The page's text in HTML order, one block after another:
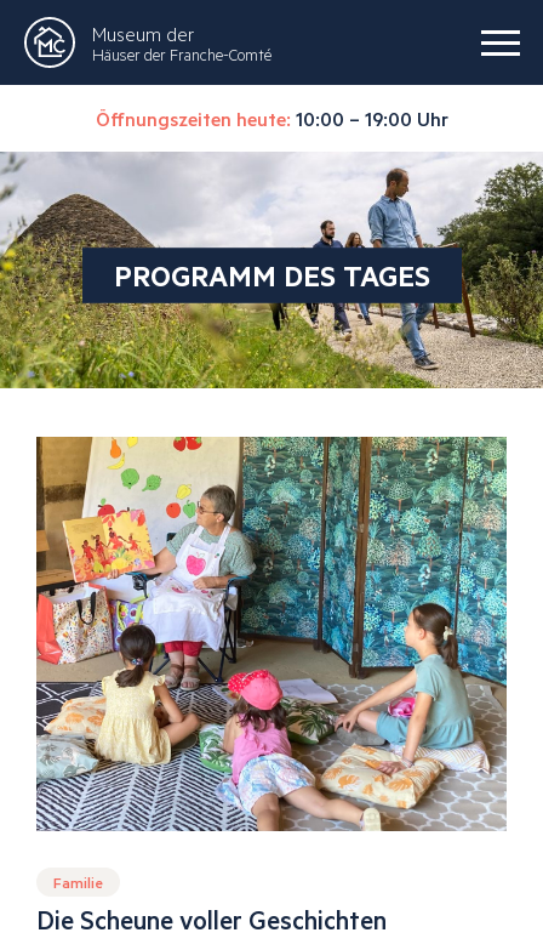
Museum der
Häuser der Franche-Comté
Öffnungszeiten heute: 10:00 – 19:00 Uhr
PROGRAMM DES TAGES
Familie
Die Scheune voller Geschichten